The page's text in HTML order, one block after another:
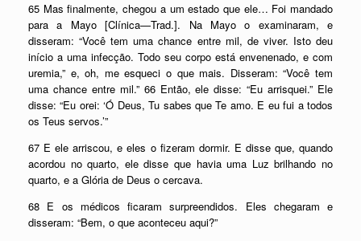
65 Mas finalmente, chegou a um estado que ele… Foi mandado
para a Mayo [Clínica—Trad.]. Na Mayo o examinaram, e
disseram: “Você tem uma chance entre mil, de viver. Isto deu
início a uma infecção. Todo seu corpo está envenenado, e com
uremia,” e, oh, me esqueci o que mais. Disseram: “Você tem
uma chance entre mil.” 66 Então, ele disse: “Eu arrisquei.” Ele
disse: “Eu orei: ‘Ó Deus, Tu sabes que Te amo. E eu fui a todos
os Teus servos.’”
67 E ele arriscou, e eles o fizeram dormir. E disse que, quando
acordou no quarto, ele disse que havia uma Luz brilhando no
quarto, e a Glória de Deus o cercava.
68 E os médicos ficaram surpreendidos. Eles chegaram e
disseram: “Bem, o que aconteceu aqui?”